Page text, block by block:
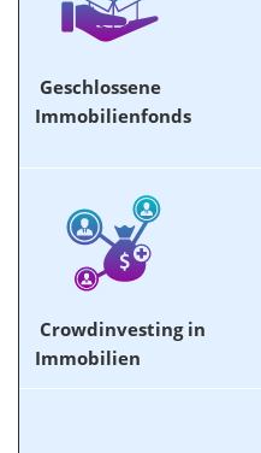
Geschlossene
Immobilienfonds
Crowdinvesting in
Immobilien